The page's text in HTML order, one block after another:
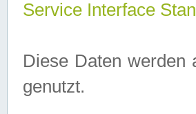
Service Interface
Diese Daten
genutzt.